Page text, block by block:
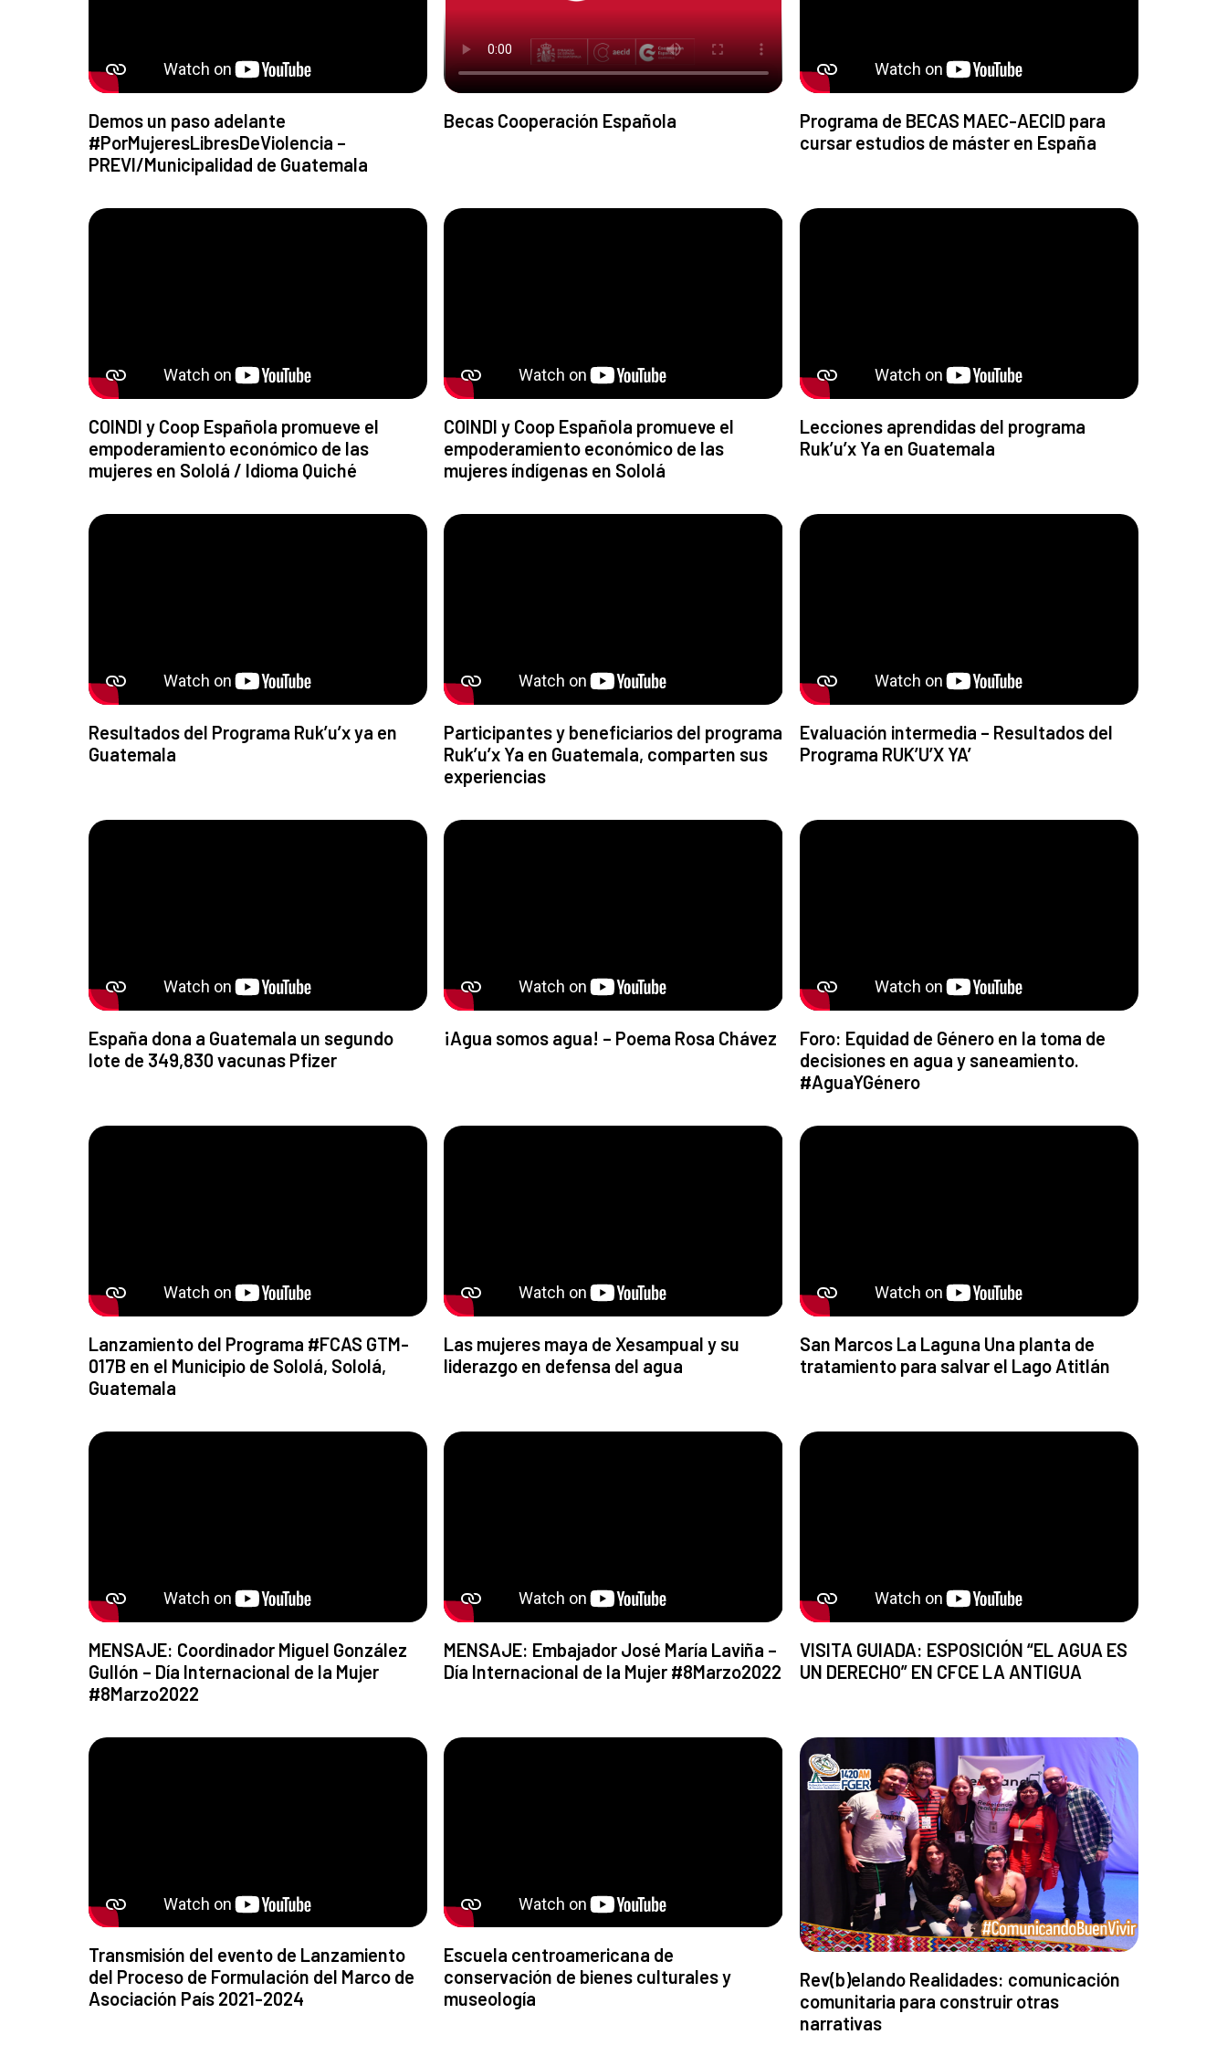
Demos un paso adelante
#PorMujeresLibresDeViolencia –
PREVI/Municipalidad de Guatemala
Becas Cooperación Española
Programa de BECAS MAEC-AECID para
cursar estudios de máster en España
COINDI y Coop Española promueve el
empoderamiento económico de las
mujeres en Sololá / Idioma Quiché
COINDI y Coop Española promueve el
empoderamiento económico de las
mujeres índígenas en Sololá
Lecciones aprendidas del programa
Ruk’u’x Ya en Guatemala
Resultados del Programa Ruk’u’x ya en
Guatemala
Participantes y beneficiarios del programa
Ruk’u’x Ya en Guatemala, comparten sus
experiencias
Evaluación intermedia – Resultados del
Programa RUK’U’X YA’
España dona a Guatemala un segundo
lote de 349,830 vacunas Pfizer
¡Agua somos agua! – Poema Rosa Chávez
Foro: Equidad de Género en la toma de
decisiones en agua y saneamiento.
#AguaYGénero
Lanzamiento del Programa #FCAS GTM-
017B en el Municipio de Sololá, Sololá,
Guatemala
Las mujeres maya de Xesampual y su
liderazgo en defensa del agua
San Marcos La Laguna Una planta de
tratamiento para salvar el Lago Atitlán
MENSAJE: Coordinador Miguel González
Gullón – Día Internacional de la Mujer
#8Marzo2022
MENSAJE: Embajador José María Laviña –
Día Internacional de la Mujer #8Marzo2022
VISITA GUIADA: ESPOSICIÓN “EL AGUA ES
UN DERECHO” EN CFCE LA ANTIGUA
Transmisión del evento de Lanzamiento
del Proceso de Formulación del Marco de
Asociación País 2021-2024
Escuela centroamericana de
conservación de bienes culturales y
museología
Rev(b)elando Realidades: comunicación
comunitaria para construir otras
narrativas